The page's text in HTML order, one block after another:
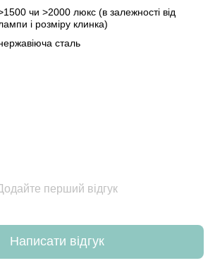
чи >2000 люкс (в залежності від
і розміру клинка)
сталь
перший відгук
Написати відгук